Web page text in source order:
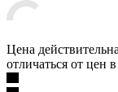
Цена
отличаться от цен